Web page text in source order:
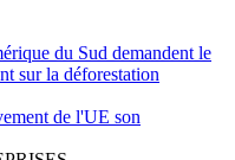
du Sud demandent le
sur la déforestation
de l'UE son